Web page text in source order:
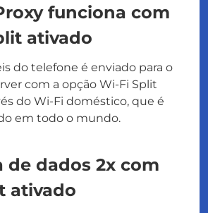
funciona com
ativado
do telefone é enviado para o
com a opção Wi-Fi Split
do Wi-Fi doméstico, que é
em todo o mundo.
de dados 2x com
ativado